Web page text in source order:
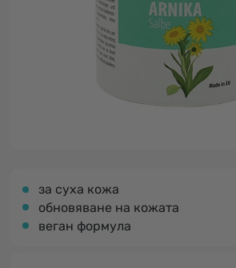
за суха кожа
обновяване на кожата
веган формула